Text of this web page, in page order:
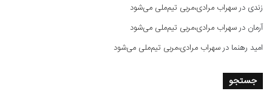
زندی درسهراب مرادی،مربی تیم‌ملی می‌شود
آرمان درسهراب مرادی،مربی تیم‌ملی می‌شود
امید رهنما درسهراب مرادی،مربی تیم‌ملی می‌شود
جستجو